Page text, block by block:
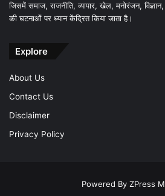
जिसमें समाज, राजनीति, व्यापार, खेल, मनोरंजन, विज्ञान,
की घटनाओं पर ध्यान केंद्रित किया जाता है।
Explore
About Us
Contact Us
Disclaimer
Privacy Policy
Powered By ZPress